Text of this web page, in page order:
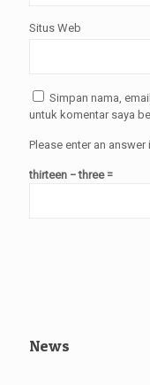
Situs Web
Simpan nama,
untuk komentar saya
Please enter an
thirteen − three =
News